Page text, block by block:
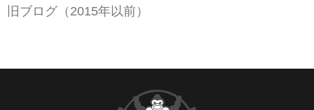
旧ブログ（2015年以前）